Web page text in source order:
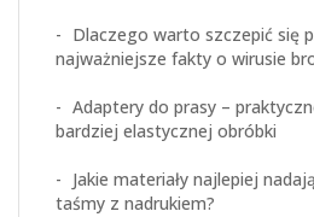
Dlaczego warto szczepić się
najważniejsze fakty o wirusie
Adaptery do prasy –
bardziej elastycznej obróbki
Jakie materiały najlepiej
taśmy z nadrukiem?